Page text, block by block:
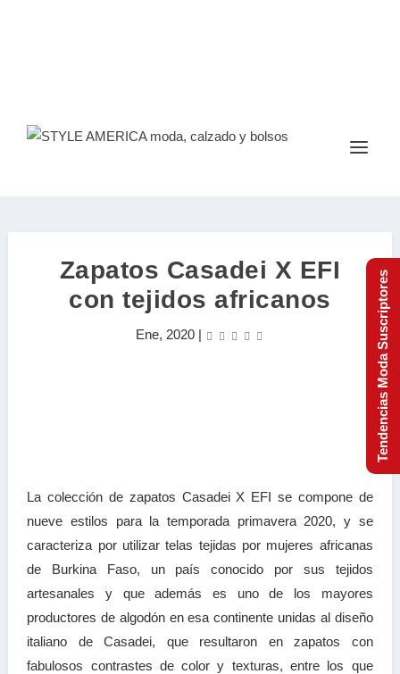
Zapatos Casadei X EFI
con tejidos africanos
Ene, 2020|
La colección de zapatos Casadei X EFI se compone de
nueve estilos para la temporada primavera 2020, y se
caracteriza por utilizar telas tejidas por mujeres africanas
de Burkina Faso, un país conocido por sus tejidos
artesanales y que además es uno de los mayores
productores de algodón en esa continente unidas al diseño
italiano de Casadei, que resultaron en zapatos con
fabulosos contrastes de color y texturas, entre los que
Tendencias Moda Suscriptores